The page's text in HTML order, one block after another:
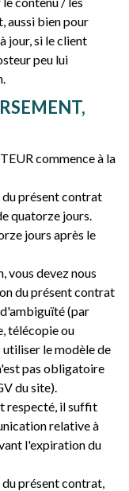
aussi bien pour
jour, si le client
peu lui
commence à la
présent contrat
quatorze jours.
jours après le
vous devez nous
du présent contrat
(par
télécopie ou
le modèle de
pas obligatoire
du site).
respecté, il suffit
relative à
l'expiration du
présent contrat,